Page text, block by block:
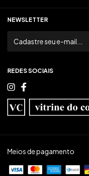
NEWSLETTER
REDES SOCIAIS
Meios de pagamento